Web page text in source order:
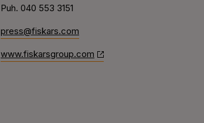
Puh. 040 553 3151
press@fiskars.com
www.fiskarsgroup.com